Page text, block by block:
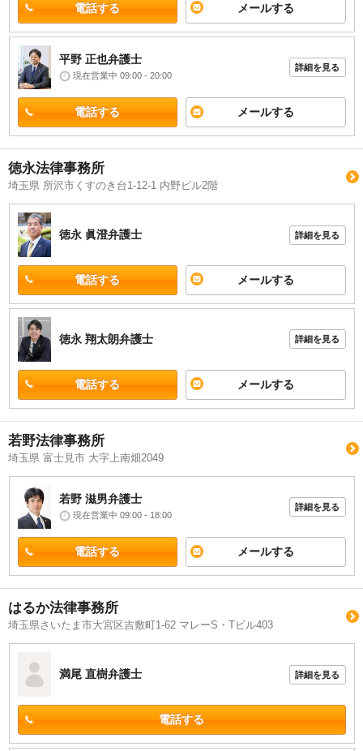
電話する メールする
平野 正也弁護士
現在営業中 09:00 - 20:00
詳細を見る
電話する メールする
徳永法律事務所
埼玉県 所沢市くすのき台1-12-1 内野ビル2階
徳永 眞澄弁護士 詳細を見る
電話する メールする
徳永 翔太朗弁護士 詳細を見る
電話する メールする
若野法律事務所
埼玉県 富士見市 大字上南畑2049
若野 滋男弁護士
現在営業中 09:00 - 18:00
詳細を見る
電話する メールする
はるか法律事務所
埼玉県さいたま市大宮区吉敷町1-62 マレーS・Tビル403
満尾 直樹弁護士 詳細を見る
電話する